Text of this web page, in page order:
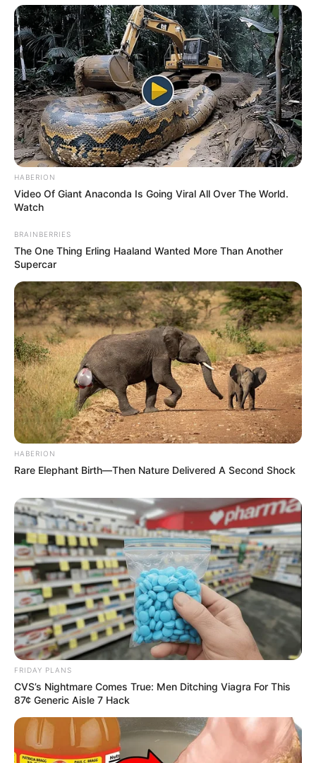
HABERION
Video Of Giant Anaconda Is Going Viral All Over The World.
Watch
BRAINBERRIES
The One Thing Erling Haaland Wanted More Than Another
Supercar
HABERION
Rare Elephant Birth—Then Nature Delivered A Second Shock
FRIDAY PLANS
CVS’s Nightmare Comes True: Men Ditching Viagra For This
87¢ Generic Aisle 7 Hack